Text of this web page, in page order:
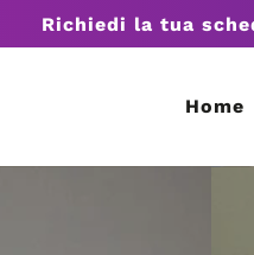
Richiedi la tua
Home